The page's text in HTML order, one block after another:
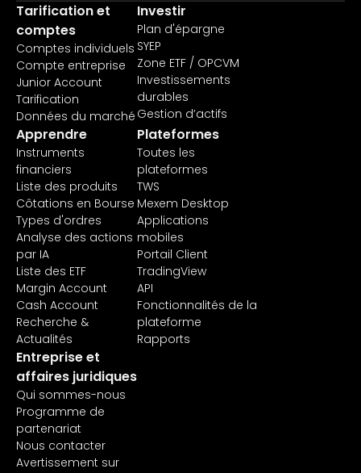
Tarification et
comptes
Comptes individuels
Compte entreprise
Junior Account
Tarification
Données du marché
Investir
Plan d'épargne
SYEP
Zone ETF / OPCVM
Investissements
durables
Gestion d’actifs
Apprendre
Instruments
financiers
Liste des produits
Côtations en Bourse
Types d'ordres
Analyse des actions
par IA
Liste des ETF
Margin Account
Cash Account
Recherche &
Actualités
Plateformes
Toutes les
plateformes
TWS
Mexem Desktop
Applications
mobiles
Portail Client
TradingView
API
Fonctionnalités de la
plateforme
Rapports
Entreprise et
affaires juridiques
Qui sommes-nous
Programme de
partenariat
Nous contacter
Avertissement sur